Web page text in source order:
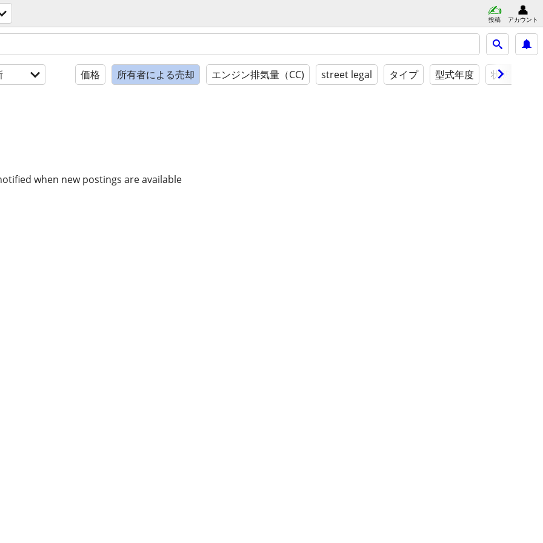
投稿 アカウント
価格 所有者による売却 エンジン排気量（CC) street legal タイプ 型式年度 状態
when new postings are available